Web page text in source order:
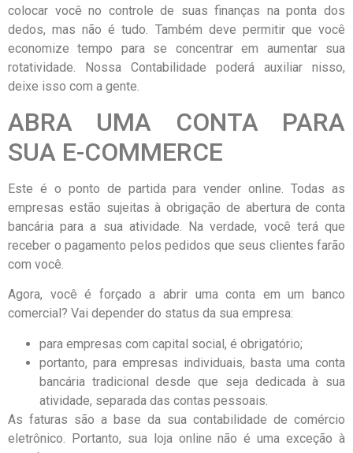
colocar você no controle de suas finanças na ponta dos
dedos, mas não é tudo. Também deve permitir que você
economize tempo para se concentrar em aumentar sua
rotatividade. Nossa Contabilidade poderá auxiliar nisso,
deixe isso com a gente.
ABRA UMA CONTA PARA
SUA E-COMMERCE
Este é o ponto de partida para vender online. Todas as
empresas estão sujeitas à obrigação de abertura de conta
bancária para a sua atividade. Na verdade, você terá que
receber o pagamento pelos pedidos que seus clientes farão
com você.
Agora, você é forçado a abrir uma conta em um banco
comercial? Vai depender do status da sua empresa:
para empresas com capital social, é obrigatório;
portanto, para empresas individuais, basta uma conta
bancária tradicional desde que seja dedicada à sua
atividade, separada das contas pessoais.
As faturas são a base da sua contabilidade de comércio
eletrônico. Portanto, sua loja online não é uma exceção à